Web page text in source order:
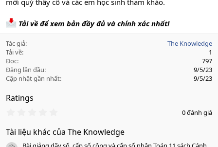
mời quý thầy cô và các em học sinh tham khảo.
Tải về để xem bản đầy đủ và chính xác nhất!
Tác giả
The Knowledge
Tải về
1
Đọc
797
Đăng lần đầu
9/5/23
Cập nhật gần nhất
9/5/23
Ratings
0
0
0 đánh giá
Tài liệu khác của The Knowledge